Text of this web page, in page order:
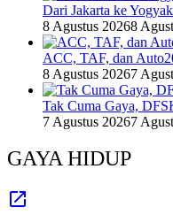
Dari Jakarta ke
8 Agustus 20268
ACC, TAF, dan
8 Agustus 20267
Tak Cuma Gaya,
7 Agustus 20267
GAYA HIDUP